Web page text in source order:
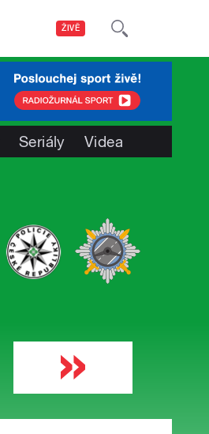
ŽIVĚ
Seriály Videa